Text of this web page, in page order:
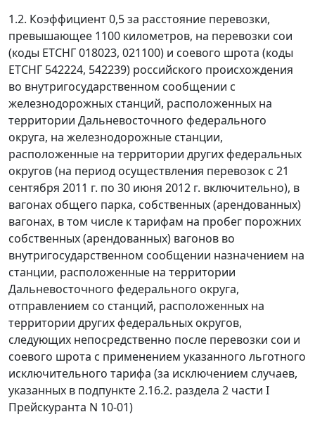
1.2. Коэффициент 0,5 за расстояние перевозки,
превышающее 1100 километров, на перевозки сои
(коды ЕТСНГ 018023, 021100) и соевого шрота (коды
ЕТСНГ 542224, 542239) российского происхождения
во внутригосударственном сообщении с
железнодорожных станций, расположенных на
территории Дальневосточного федерального
округа, на железнодорожные станции,
расположенные на территории других федеральных
округов (на период осуществления перевозок с 21
сентября 2011 г. по 30 июня 2012 г. включительно), в
вагонах общего парка, собственных (арендованных)
вагонах, в том числе к тарифам на пробег порожних
собственных (арендованных) вагонов во
внутригосударственном сообщении назначением на
станции, расположенные на территории
Дальневосточного федерального округа,
отправлением со станций, расположенных на
территории других федеральных округов,
следующих непосредственно после перевозки сои и
соевого шрота с применением указанного льготного
исключительного тарифа (за исключением случаев,
указанных в подпункте 2.16.2. раздела 2 части I
Прейскуранта N 10-01)